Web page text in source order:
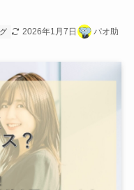
2026年1月7日 パオ助